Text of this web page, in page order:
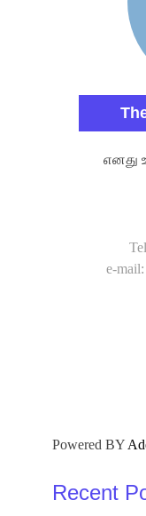
எனது
e-
Powered BY
Recent